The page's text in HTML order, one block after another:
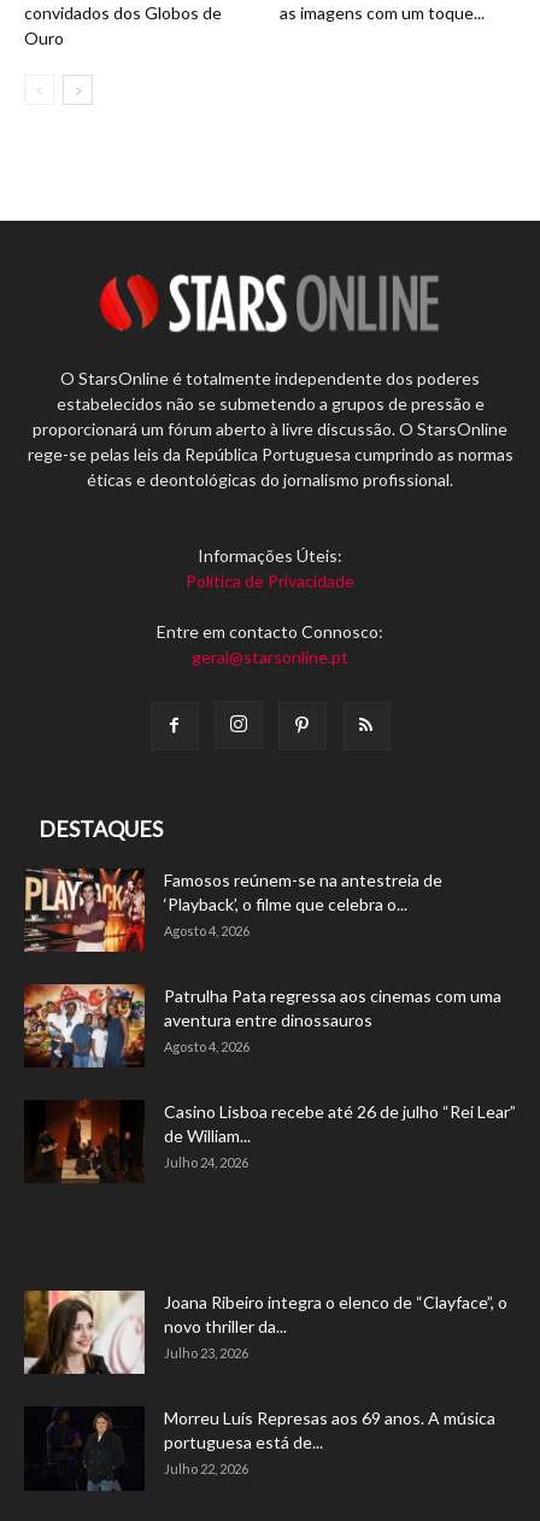
convidados dos Globos de
Ouro
as imagens com um toque...
O StarsOnline é totalmente independente dos poderes
estabelecidos não se submetendo a grupos de pressão e
proporcionará um fórum aberto à livre discussão. O StarsOnline
rege-se pelas leis da República Portuguesa cumprindo as normas
éticas e deontológicas do jornalismo profissional.
Informações Úteis:
Política de Privacidade
Entre em contacto Connosco:
geral@starsonline.pt
DESTAQUES
Famosos reúnem-se na antestreia de
‘Playback’, o filme que celebra o...
Agosto 4, 2026
Patrulha Pata regressa aos cinemas com uma
aventura entre dinossauros
Agosto 4, 2026
Casino Lisboa recebe até 26 de julho “Rei Lear”
de William...
Julho 24, 2026
Joana Ribeiro integra o elenco de “Clayface”, o
novo thriller da...
Julho 23, 2026
Morreu Luís Represas aos 69 anos. A música
portuguesa está de...
Julho 22, 2026